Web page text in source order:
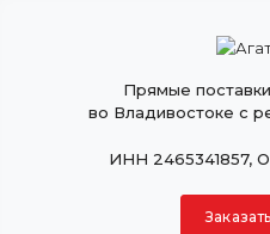
Прямые
во Владивостоке с
ИНН 2465341857,